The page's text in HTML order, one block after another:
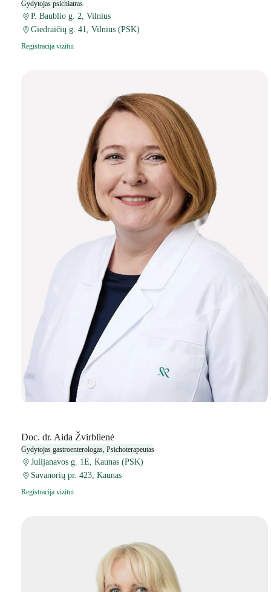
Gydytojas psichiatras
P. Baublio g. 2, Vilnius
Giedraičių g. 41, Vilnius (PSK)
Registracija vizitui
Doc. dr. Aida Žvirblienė
Gydytojas gastroenterologas, Psichoterapeutas
Julijanavos g. 1E, Kaunas (PSK)
Savanorių pr. 423, Kaunas
Registracija vizitui